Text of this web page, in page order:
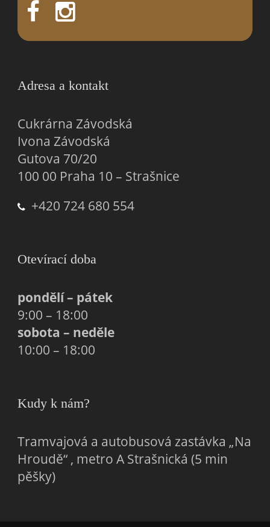
Adresa a kontakt
Cukrárna Závodská
Ivona Závodská
Gutova 70/20
100 00 Praha 10 – Strašnice
+420 724 680 554
Otevírací doba
pondělí – pátek
9:00 – 18:00
sobota – neděle
10:00 – 18:00
Kudy k nám?
Tramvajová a autobusová zastávka „Na
Hroudě“ , metro A Strašnická (5 min
pěšky)